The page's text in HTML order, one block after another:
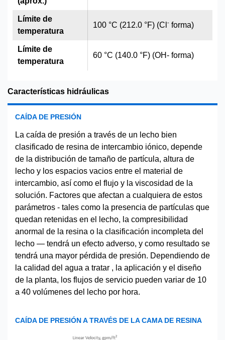
100 °C (212.0 °F) (Cl - forma)
60 °C (140.0 °F) (OH- forma)
Límite de
temperatura
Límite de
temperatura
Características hidráulicas
CAÍDA DE PRESIÓN
La caída de presión a través de un lecho bien
clasificado de resina de intercambio iónico, depende
de la distribución de tamaño de partícula, altura de
lecho y los espacios vacios entre el material de
intercambio, así como el flujo y la viscosidad de la
solución. Factores que afectan a cualquiera de estos
parámetros - tales como la presencia de partículas que
quedan retenidas en el lecho, la compresibilidad
anormal de la resina o la clasificación incompleta del
lecho — tendrá un efecto adverso, y como resultado se
tendrá una mayor pérdida de presión. Dependiendo de
la calidad del agua a tratar , la aplicación y el diseño
de la planta, los flujos de servicio pueden variar de 10
a 40 volúmenes del lecho por hora.
CAÍDA DE PRESIÓN A TRAVÉS DE LA CAMA DE RESINA